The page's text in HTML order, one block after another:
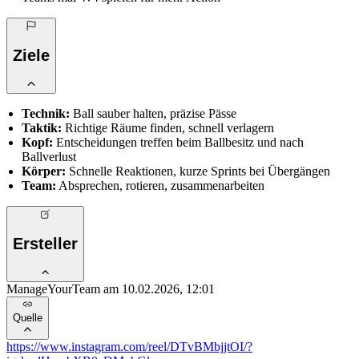
Ziele
Technik: Ball sauber halten, präzise Pässe
Taktik: Richtige Räume finden, schnell verlagern
Kopf: Entscheidungen treffen beim Ballbesitz und nach
Ballverlust
Körper: Schnelle Reaktionen, kurze Sprints bei Übergängen
Team: Absprechen, rotieren, zusammenarbeiten
Ersteller
ManageYourTeam am 10.02.2026, 12:01
Quelle
https://www.instagram.com/reel/DTvBMbjjtOI/?